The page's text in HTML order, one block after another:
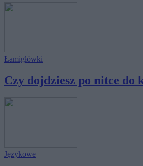
Łamigłówki
Czy dojdziesz po nitce do
Językowe